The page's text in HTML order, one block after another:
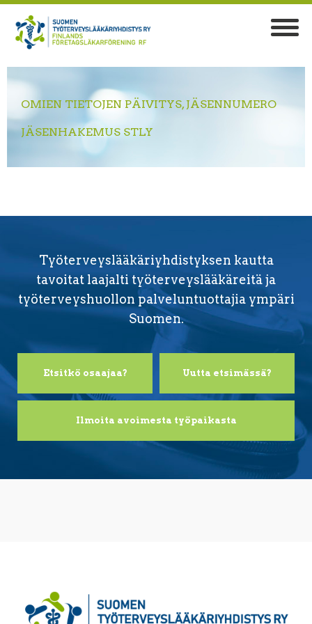
OMIEN TIETOJEN PÄIVITYS, JÄSENNUMERO
JÄSENHAKEMUS STLY
Työterveyslääkäriyhdistyksen kautta
tavoitat laajalti työterveyslääkäreitä ja
työterveyshuollon palveluntuottajia ympäri
Suomen.
Etsitkö osaajaa? Uutta etsimässä?
Ilmoita avoimesta työpaikasta